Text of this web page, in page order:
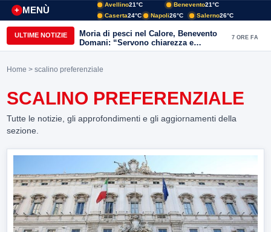
MENÙ
+
Avellino21°C Benevento21°C
Caserta24°C Napoli26°C Salerno26°C
ULTIME NOTIZIE
Moria di pesci nel Calore, Benevento
Domani: “Servono chiarezza e
approfondimenti sulla gestione
7 ORE FA
Home > scalino preferenziale
SCALINO PREFERENZIALE
Tutte le notizie, gli approfondimenti e gli aggiornamenti della
sezione.